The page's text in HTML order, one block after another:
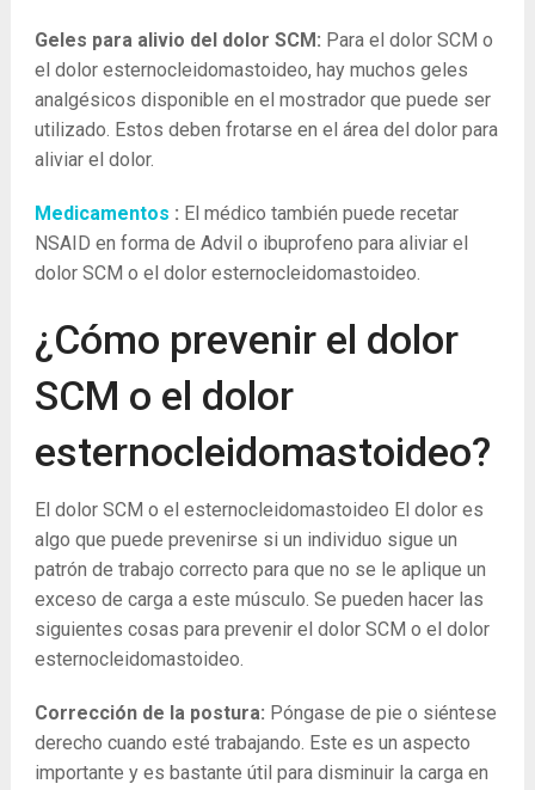
Geles para alivio del dolor SCM: Para el dolor SCM o
el dolor esternocleidomastoideo, hay muchos geles
analgésicos disponible en el mostrador que puede ser
utilizado. Estos deben frotarse en el área del dolor para
aliviar el dolor.
Medicamentos : El médico también puede recetar
NSAID en forma de Advil o ibuprofeno para aliviar el
dolor SCM o el dolor esternocleidomastoideo.
¿Cómo prevenir el dolor
SCM o el dolor
esternocleidomastoideo?
El dolor SCM o el esternocleidomastoideo El dolor es
algo que puede prevenirse si un individuo sigue un
patrón de trabajo correcto para que no se le aplique un
exceso de carga a este músculo. Se pueden hacer las
siguientes cosas para prevenir el dolor SCM o el dolor
esternocleidomastoideo.
Corrección de la postura: Póngase de pie o siéntese
derecho cuando esté trabajando. Este es un aspecto
importante y es bastante útil para disminuir la carga en